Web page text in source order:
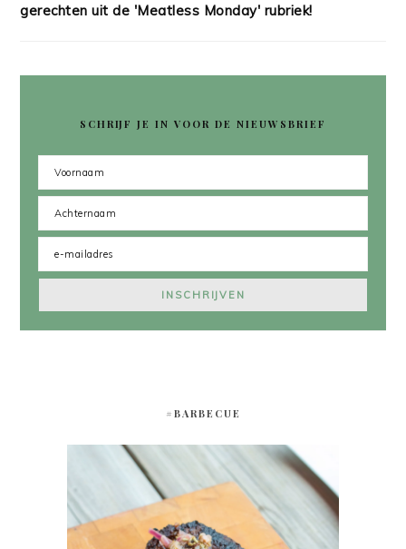
gerechten uit de 'Meatless Monday' rubriek!
SCHRIJF JE IN VOOR DE NIEUWSBRIEF
#BARBECUE